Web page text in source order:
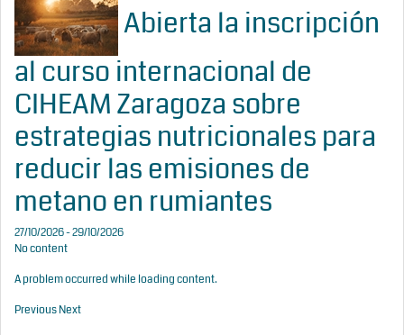
Abierta la inscripción
al curso internacional de
CIHEAM Zaragoza sobre
estrategias nutricionales para
reducir las emisiones de
metano en rumiantes
27/10/2026 - 29/10/2026
No content
A problem occurred while loading content.
PreviousNext